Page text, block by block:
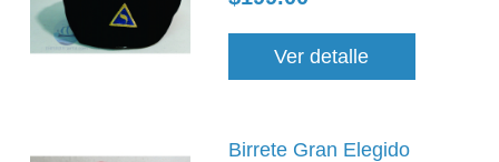
Ver detalle
Birrete Gran Elegido